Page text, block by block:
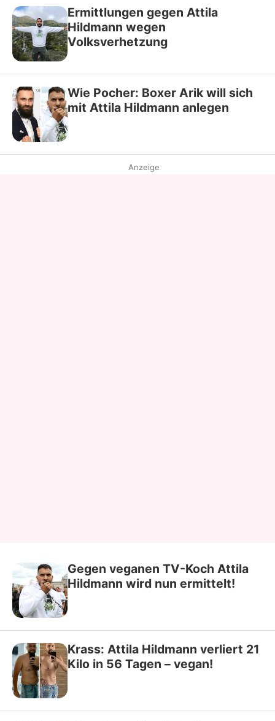
Ermittlungen gegen Attila
Hildmann wegen
Volksverhetzung
Wie Pocher: Boxer Arik will sich
mit Attila Hildmann anlegen
Anzeige
Gegen veganen TV-Koch Attila
Hildmann wird nun ermittelt!
Krass: Attila Hildmann verliert 21
Kilo in 56 Tagen – vegan!